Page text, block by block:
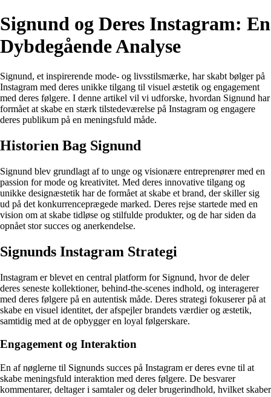
Signund og Deres Instagram: En
Dybdegående Analyse
Signund, et inspirerende mode- og livsstilsmærke, har skabt bølger på
Instagram med deres unikke tilgang til visuel æstetik og engagement
med deres følgere. I denne artikel vil vi udforske, hvordan Signund har
formået at skabe en stærk tilstedeværelse på Instagram og engagere
deres publikum på en meningsfuld måde.
Historien Bag Signund
Signund blev grundlagt af to unge og visionære entreprenører med en
passion for mode og kreativitet. Med deres innovative tilgang og
unikke designæstetik har de formået at skabe et brand, der skiller sig
ud på det konkurrenceprægede marked. Deres rejse startede med en
vision om at skabe tidløse og stilfulde produkter, og de har siden da
opnået stor succes og anerkendelse.
Signunds Instagram Strategi
Instagram er blevet en central platform for Signund, hvor de deler
deres seneste kollektioner, behind-the-scenes indhold, og interagerer
med deres følgere på en autentisk måde. Deres strategi fokuserer på at
skabe en visuel identitet, der afspejler brandets værdier og æstetik,
samtidig med at de opbygger en loyal følgerskare.
Engagement og Interaktion
En af nøglerne til Signunds succes på Instagram er deres evne til at
skabe meningsfuld interaktion med deres følgere. De besvarer
kommentarer, deltager i samtaler og deler brugerindhold, hvilket skaber